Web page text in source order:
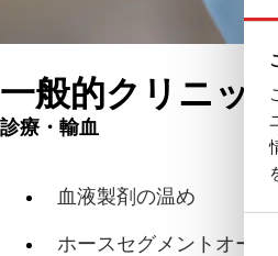
一般的クリニッ
診療・輸血
血液製剤の温め
ホースセグメントオープ